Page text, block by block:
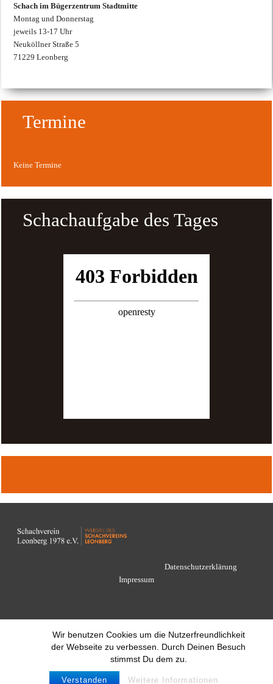
Wir benutzen Cookies um die Nutzerfreundlichkeit
der Webseite zu verbessen. Durch Deinen Besuch
stimmst Du dem zu.
Verstanden Weitere Informationen
Schach im Bügerzentrum Stadtmitte
Montag und Donnerstag
jeweils 13-17 Uhr
Neuköllner Straße 5
71229 Leonberg
Termine
Keine Termine
Schachaufgabe des Tages
Datenschutzerklärung
Impressum
© 2021 Schachverein Leonberg